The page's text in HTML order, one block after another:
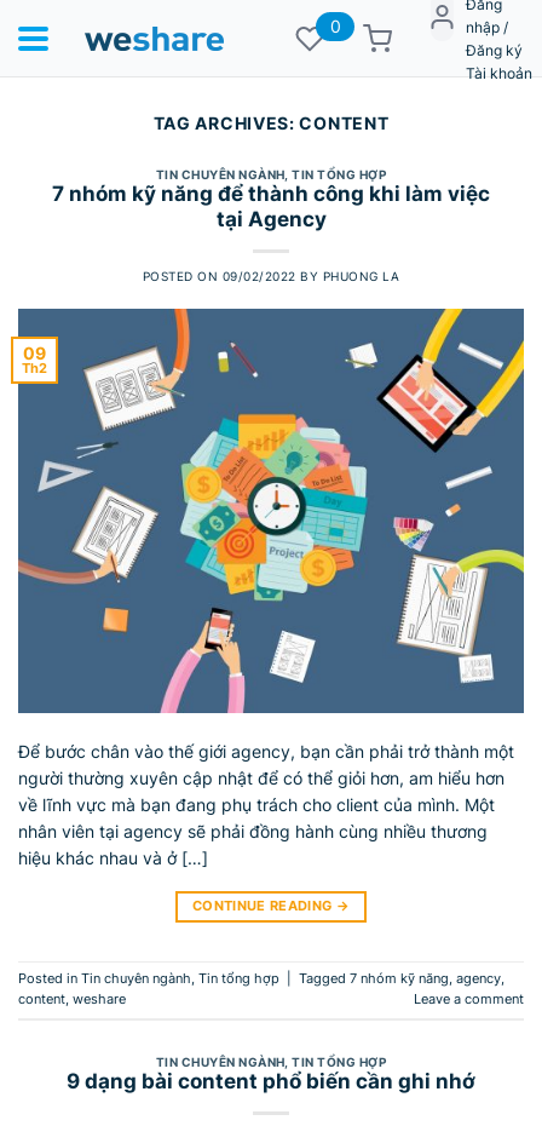
0
Đăng
nhập /
Đăng ký
Tài khoản
TAG ARCHIVES:CONTENT
TIN CHUYÊN NGÀNH ,TIN TỔNG HỢP
7 nhóm kỹ năng để thành công khi làm việc
tại Agency
POSTED ON 09/02/2022 BY PHUONG LA
09
Th2
Để bước chân vào thế giới agency, bạn cần phải trở thành một
người thường xuyên cập nhật để có thể giỏi hơn, am hiểu hơn
về lĩnh vực mà bạn đang phụ trách cho client của mình. Một
nhân viên tại agency sẽ phải đồng hành cùng nhiều thương
hiệu khác nhau và ở […]
CONTINUE READING →
Posted in Tin chuyên ngành, Tin tổng hợp Tagged 7 nhóm kỹ năng, agency,
content, weshare Leave a comment
TIN CHUYÊN NGÀNH,TIN TỔNG HỢP
9 dạng bài content phổ biến cần ghi nhớ